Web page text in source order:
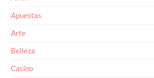
Apuestas
Arte
Belleza
Casino